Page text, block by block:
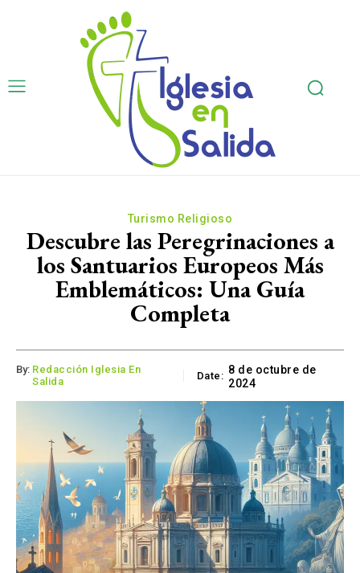
Turismo Religioso
Descubre las Peregrinaciones a
los Santuarios Europeos Más
Emblemáticos: Una Guía
Completa
By: Redacción Iglesia En
Salida
Date: 8 de octubre de
2024